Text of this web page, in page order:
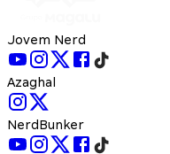
Jovem Nerd
Azaghal
NerdBunker